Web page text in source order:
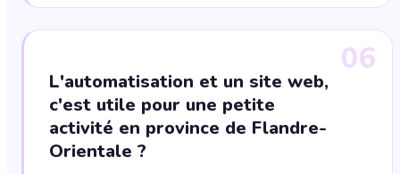
06
L'automatisation et un site web,
c'est utile pour une petite
activité en province de Flandre-
Orientale ?